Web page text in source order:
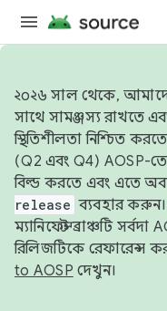
২০২৬ সাল থেকে,
সাথে সামঞ্জস্য রাখতে
স্থিতিশীলতা নিশ্চিত
(Q2 এবং Q4) AOSP-
বিল্ড করতে এবং এতে
release ব্যবহার করুন।
ম্যানিফেস্ট ব্রাঞ্চটি
রিলিজটিকে রেফারেন্স
to AOSP দেখুন।